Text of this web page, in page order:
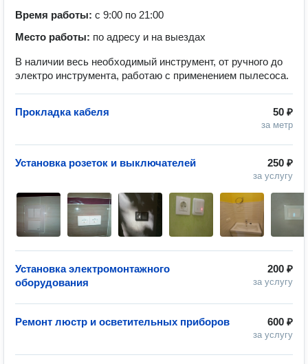
Время работы: с 9:00 по 21:00
Место работы: по адресу и на выездах
В наличии весь необходимый инструмент, от ручного до
электро инструмента, работаю с применением пылесоса.
50 ₽
за метр
Прокладка кабеля
250 ₽
за услугу
Установка розеток и выключателей
200 ₽
за услугу
Установка электромонтажного
оборудования
600 ₽
за услугу
Ремонт люстр и осветительных приборов